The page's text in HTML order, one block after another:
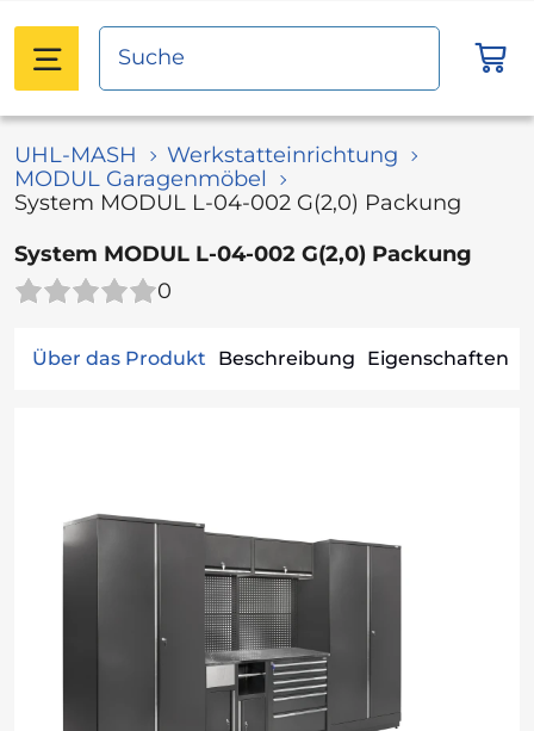
UHL-MASH
Werkstatteinrichtung
MODUL Garagenmöbel
System MODUL L-04-002 G(2,0) Packung
System MODUL L-04-002 G(2,0) Packung
0
Über das Produkt Beschreibung Eigenschaften